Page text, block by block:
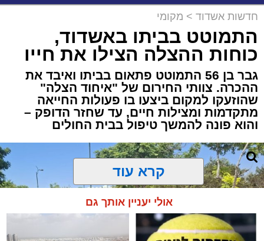
חדשות אשדוד > מקומי
התמוטט בביתו באשדוד,
כוחות ההצלה הצילו את חייו
גבר בן 56 התמוטט פתאום בביתו ואיבד את
ההכרה. צוותי החירום של "איחוד הצלה"
שהוזעקו למקום ביצעו בו פעולות החייאה
מתקדמות ומצילות חיים, עד שחזר הדופק –
והוא פונה להמשך טיפול בבית החולים
קרא עוד
אולי יעניין אותך גם